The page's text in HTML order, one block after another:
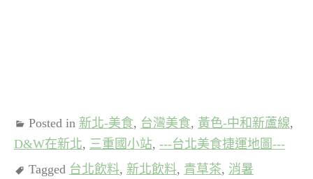
Posted in 新北-美食, 台灣美食, 黃色-中和新蘆線,
D&W在新北, 三重國小站, ---台北美食捷運地圖---
Tagged 台北飲料, 新北飲料, 青草茶, 消暑